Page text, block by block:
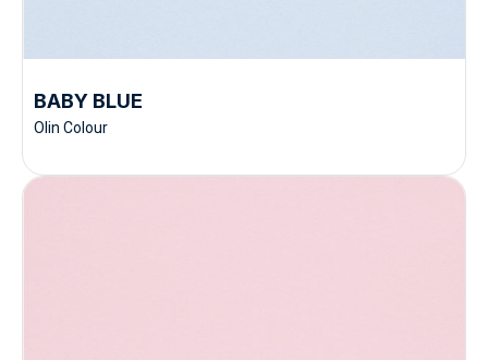
BABY BLUE
Olin Colour